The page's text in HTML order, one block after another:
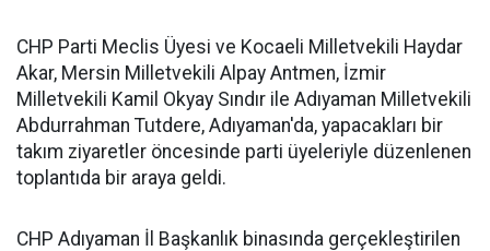
CHP Parti Meclis Üyesi ve Kocaeli Milletvekili Haydar
Akar, Mersin Milletvekili Alpay Antmen, İzmir
Milletvekili Kamil Okyay Sındır ile Adıyaman Milletvekili
Abdurrahman Tutdere, Adıyaman'da, yapacakları bir
takım ziyaretler öncesinde parti üyeleriyle düzenlenen
toplantıda bir araya geldi.
CHP Adıyaman İl Başkanlık binasında gerçekleştirilen